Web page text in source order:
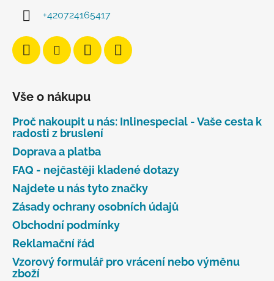
+420724165417
Vše o nákupu
Proč nakoupit u nás: Inlinespecial - Vaše cesta k
radosti z bruslení
Doprava a platba
FAQ - nejčastěji kladené dotazy
Najdete u nás tyto značky
Zásady ochrany osobních údajů
Obchodní podmínky
Reklamační řád
Vzorový formulář pro vrácení nebo výměnu
zboží